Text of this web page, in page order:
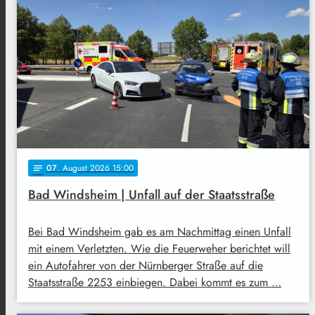
notes 07. August 2026 15:00
Bad Windsheim | Unfall auf der Staatsstraße
Bei Bad Windsheim gab es am Nachmittag einen Unfall
mit einem Verletzten. Wie die Feuerweher berichtet will
ein Autofahrer von der Nürnberger Straße auf die
Staatsstraße 2253 einbiegen. Dabei kommt es zum …